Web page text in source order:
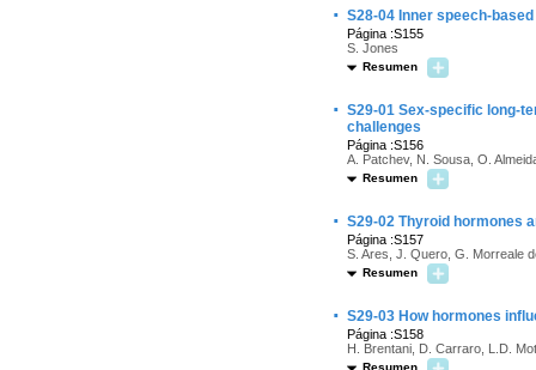
· S28-04 Inner speech-
Página :S155
S. Jones
Resumen
· S29-01 Sex-specific long-
challenges
Página :S156
A. Patchev, N. Sousa, O.
Resumen
· S29-02 Thyroid hormones
Página :S157
S. Ares, J. Quero, G. Morreale
Resumen
· S29-03 How hormones
Página :S158
H. Brentani, D. Carraro, L.D.
Resumen